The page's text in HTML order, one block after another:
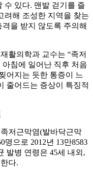
수 있다. 맨발 걷기를 즐
려해 조성한 지역을 찾는
을 받지 않도록 주의해
활의학과 교수는 “족저
침에 일어난 직후 처음
어지는 듯한 통증이 느
줄어드는 증상이 특징적
저근막염(발바닥근막
명으로 2012년 13만8583
발병 연령은 45세 내외,
다.